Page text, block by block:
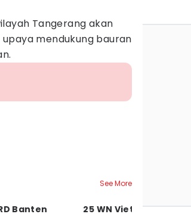
Tangerang akan
mendukung bauran
See More
Banten 25 WN Vietnam